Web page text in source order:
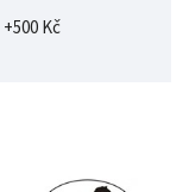
+500 Kč